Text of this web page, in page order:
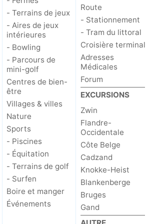
- Terrains de jeux
- Aires de jeux
intérieures
- Bowling
- Parcours de
mini-golf
Centres de bien-
être
Villages & villes
Nature
Sports
- Piscines
- Équitation
- Terrains de golf
- Surfen
Boire et manger
Événements
Route
- Stationnement
- Tram du littoral
Croisière terminal
Adresses
Médicales
Forum
EXCURSIONS
Zwin
Flandre-
Occidentale
Côte Belge
Cadzand
Knokke-Heist
Blankenberge
Bruges
Gand